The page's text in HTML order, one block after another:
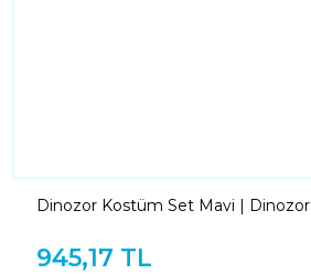
Dinozor Kostüm Set Mavi | Dinozor
945,17 TL